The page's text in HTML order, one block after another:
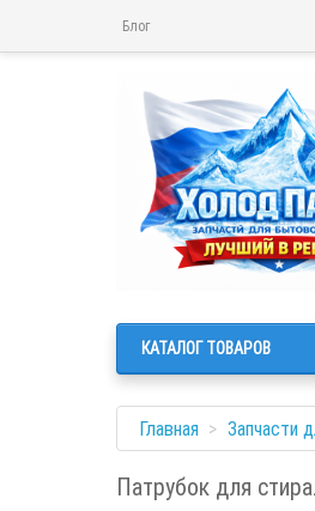
Блог
КАТАЛОГ ТОВАРОВ
Главная Запчасти
Патрубок для